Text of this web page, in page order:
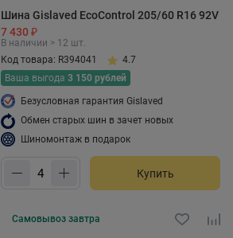
Шина Gislaved EcoControl 205/60 R16 92V
7 430 ₽
В наличии > 12 шт.
Код товара: R394041
4.7
Ваша выгода 3 150 рублей
Безусловная гарантия Gislaved
Обмен старых шин в зачет новых
Шиномонтаж в подарок
Купить
Самовывоз завтра